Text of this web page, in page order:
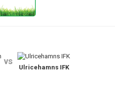
vs
Ulricehamns IFK